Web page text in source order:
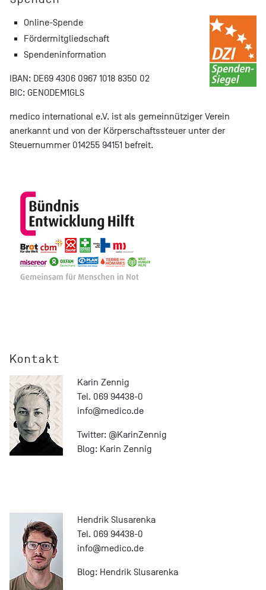
Online-Spende
Fördermitgliedschaft
Spendeninformation
IBAN: DE69 4306 0967 1018 8350 02
BIC: GENODEM1GLS
medico international e.V. ist als gemeinnütziger Verein
anerkannt und von der Körperschaftssteuer unter der
Steuernummer 014255 94151 befreit.
Kontakt
Karin Zennig
Tel. 069 94438-0
info@medico.de
Twitter: @KarinZennig
Blog: Karin Zennig
Hendrik Slusarenka
Tel. 069 94438-0
info@medico.de
Blog: Hendrik Slusarenka